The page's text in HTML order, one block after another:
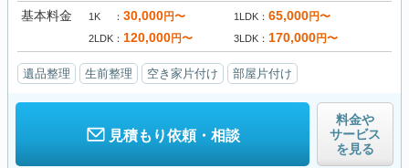
基本料金 1K 30,000円〜 1LDK 65,000円〜
2LDK 120,000円〜 3LDK 170,000円〜
遺品整理 生前整理 空き家片付け 部屋片付け
見積もり依頼・相談
料金や
サービス
を見る